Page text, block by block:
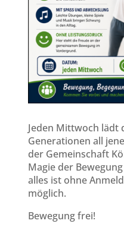
Jeden Mittwoch lädt
Generationen all
der Gemeinschaft
Magie der
alles ist ohne
möglich.
Bewegung frei!